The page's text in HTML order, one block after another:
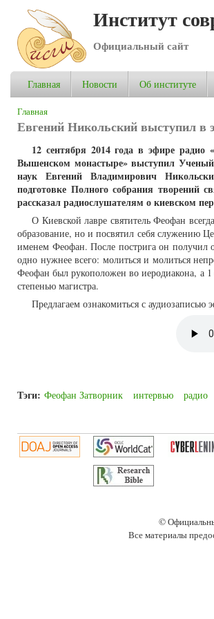
Институт
Официальный сайт
Главная Новости Об институте
Вы здесь
Главная
Евгений Никольский выступил в
12 сентября 2014 года в эфире
Вышенском монастыре» выступил Ученый
наук Евгений Владимирович
подготовке Полного собрания творений
рассказал радиослушателям о киевском
О Киевской лавре святитель Феофан
образование, но и посвятил себя служению
именем Феофан. После пострига он получил
одно нужнее всего: молиться и молиться
Феофан был рукоположен во иеродиакона, а
степенью магистра.
Предлагаем ознакомиться с аудиозаписью
Тэги: Феофан Затворник интервью радио
©
Все материалы